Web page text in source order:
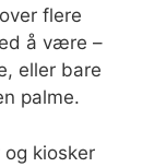
flere
å være –
eller bare
palme.
kiosker